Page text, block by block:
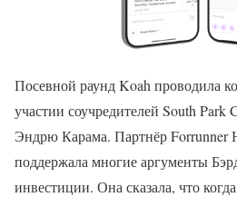
Посевной раунд Koah проводила
участии соучредителей South Park
Эндрю Карама. Партнёр Forrunner
поддержала многие аргументы
инвестиции. Она сказала, что